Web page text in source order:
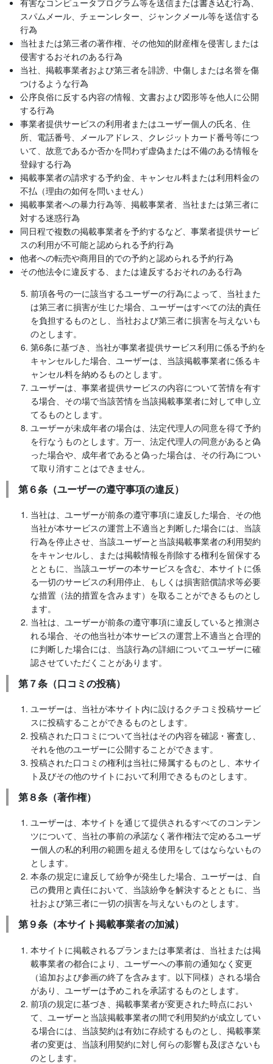
スパムメール、チェーンレター、ジャンクメール等を送信する
行為
当社または第三者の著作権、その他知的財産権を侵害しまたは
侵害するおそれのある行為
当社、掲載事業者および第三者を誹謗、中傷しまたは名誉を傷
つけるような行為
公序良俗に反する内容の情報、文書および図形等を他人に公開
する行為
事業者提供サービスの利用者またはユーザー個人の氏名、住
所、電話番号、メールアドレス、クレジットカード番号等につ
いて、故意であるか否かを問わず虚偽または不備のある情報を
登録する行為
掲載事業者の請求する予約金、キャンセル料または利用料金の
不払（理由の如何を問いません）
掲載事業者への暴力行為等、掲載事業者、当社または第三者に
対する迷惑行為
同日程で複数の掲載事業者を予約するなど、事業者提供サービ
スの利用が不可能と認められる予約行為
他者への転売や商用目的での予約と認められる予約行為
その他法令に違反する、または違反するおそれのある行為
前項各号の一に該当するユーザーの行為によって、当社また
は第三者に損害が生じた場合、ユーザーはすべての法的責任
を負担するものとし、当社および第三者に損害を与えないも
のとします。
第6条に基づき、当社が事業者提供サービス利用に係る予約を
キャンセルした場合、ユーザーは、当該掲載事業者に係るキ
ャンセル料を納めるものとします。
ユーザーは、事業者提供サービスの内容について苦情を有す
る場合、その場で当該苦情を当該掲載事業者に対して申し立
てるものとします。
ユーザーが未成年者の場合は、法定代理人の同意を得て予約
を行なうものとします。万一、法定代理人の同意があると偽
った場合や、成年者であると偽った場合は、その行為につい
て取り消すことはできません。
第６条（ユーザーの遵守事項の違反）
当社は、ユーザーが前条の遵守事項に違反した場合、その他
当社が本サービスの運営上不適当と判断した場合には、当該
行為を停止させ、当該ユーザーと当該掲載事業者の利用契約
をキャンセルし、または掲載情報を削除する権利を留保する
とともに、当該ユーザーの本サービスを含む、本サイトに係
る一切のサービスの利用停止、もしくは損害賠償請求等必要
な措置（法的措置を含みます）を取ることができるものとし
ます。
当社は、ユーザーが前条の遵守事項に違反していると推測さ
れる場合、その他当社が本サービスの運営上不適当と合理的
に判断した場合には、当該行為の詳細についてユーザーに確
認させていただくことがあります。
第７条（口コミの投稿）
ユーザーは、当社が本サイト内に設けるクチコミ投稿サービ
スに投稿することができるものとします。
投稿された口コミについて当社はその内容を確認・審査し、
それを他のユーザーに公開することができます。
投稿された口コミの権利は当社に帰属するものとし、本サイ
ト及びその他のサイトにおいて利用できるものとします。
第８条（著作権）
ユーザーは、本サイトを通じて提供されるすべてのコンテン
ツについて、当社の事前の承諾なく著作権法で定めるユーザ
ー個人の私的利用の範囲を超える使用をしてはならないもの
とします。
本条の規定に違反して紛争が発生した場合、ユーザーは、自
己の費用と責任において、当該紛争を解決するとともに、当
社および第三者に一切の損害を与えないものとします。
第９条（本サイト掲載事業者の加減）
本サイトに掲載されるプランまたは事業者は、当社または掲
載事業者の都合により、ユーザーへの事前の通知なく変更
（追加および参画の終了を含みます。以下同様）される場合
があり、ユーザーは予めこれを承諾するものとします。
前項の規定に基づき、掲載事業者が変更された時点におい
て、ユーザーと当該掲載事業者の間で利用契約が成立してい
る場合には、当該契約は有効に存続するものとし、掲載事業
者の変更は、当該利用契約に対し何らの影響も及ぼさないも
のとします。